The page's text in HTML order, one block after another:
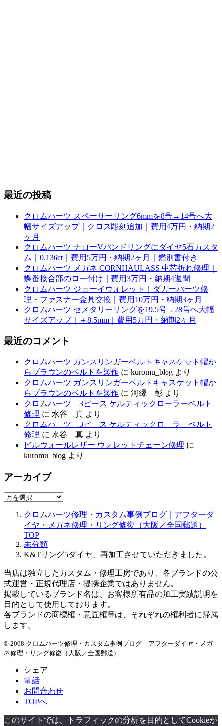
最近の投稿
クロムハーツ スペーサーリング6mmを8号→14号へ大
幅サイズアップ｜クロス彫刻追加｜費用4万円・納期2
ヶ月
クロムハーツ ナローVバンドリングにダイヤ5石カスタ
ム｜0.136ct｜費用5万円・納期2ヶ月｜鑑別書付き
クロムハーツ メガネ CORNHAULASS 中芯折れ修理｜
蝶番接合部のロー付け｜費用3万円・納期4週間
クロムハーツ ジョーイウォレット｜ダガーパーツ修
理・ファスナー金具交換｜費用10万円・納期3ヶ月
クロムハーツ セメタリーリングを19.5号→28号へ大幅
サイズアップ｜＋8.5mm｜費用5万円・納期2ヶ月
最近のコメント
クロムハーツ ガンスリンガーベルトキャスケット帽か
らブラウンのベルトを製作 に kuromu_blog より
クロムハーツ ガンスリンガーベルトキャスケット帽か
らブラウンのベルトを製作 に 河縁 彰 より
クロムハーツ 3ピース ケルティックローラーベルト
修理 に 水谷 真 より
クロムハーツ 3ピース ケルティックローラーベルト
修理 に 水谷 真 より
ビルウォールレザー ウォレットチェーン修理 に
kuromu_blog より
アーカイブ
ア
クロムハーツ修理・カスタム事例ブログ｜アフターダ
イヤ・メガネ修理・リング修復（大阪／全国郵送）
TOP
未分類
K&Tリング5ダイヤ、再加工させていただきました。
当店は独立したカスタム・修理工房であり、各ブランドの公
式運営・正規代理店・提携企業ではありません。
掲載しているブランド名は、お客様所有品の加工実績説明を
目的として使用しております。
各ブランドの商標権・意匠権等は、それぞれの権利者に帰属
します。
© 2008 クロムハーツ修理・カスタム事例ブログ｜アフターダイヤ・メガ
ネ修理・リング修復（大阪／全国郵送）
シェア
電話
お問合わせ
TOPへ
このサイトでは、トラフィックの分析を目的としてCookieが